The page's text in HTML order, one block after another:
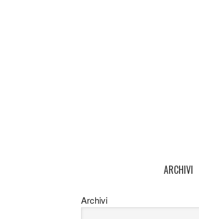
ARCHIVI
Archivi